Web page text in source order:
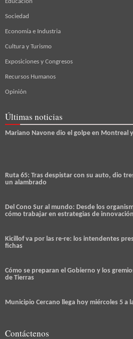
Sociedad
Economía e Industria
Cultura y Turismo
Exposiciones y Congresos
Recursos Humanos
Opinión
Últimas noticias
Mariano Navone dio el golpe en Montreal
Ruta 65: Tras despistar con su auto, dio
un alambrado
Del Cono Sur al mundo: Desde los
cómo trabajar en estrategias de
Kicillof va por las re-re: los intendentes
fichas
Cómo se preparan el Gobierno y los
de Tierras
Municipio Cercano llega hoy miércoles 5 a
Contáctenos